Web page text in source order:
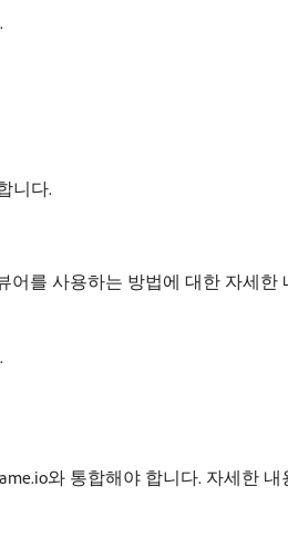
니다.
어를 사용하는 방법에 대한 자세한
와 통합해야 합니다. 자세한 내